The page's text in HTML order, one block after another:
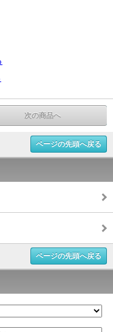
次の商品へ
ページの先頭へ戻る
ページの先頭へ戻る